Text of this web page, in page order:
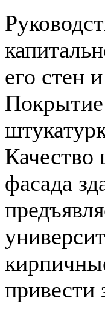
его стен
Качество
фасада
привести